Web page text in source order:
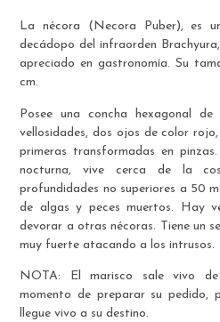
La nécora (Necora Puber), es
decádopo del infraorden
apreciado en gastronomía. Su
cm.
Posee una concha hexagonal
vellosidades, dos ojos de color
primeras transformadas en
nocturna, vive cerca de la
profundidades no superiores a 50
de algas y peces muertos. Hay
devorar a otras nécoras. Tiene un
muy fuerte atacando a los intrusos.
NOTA: El marisco sale vivo
momento de preparar su pedido,
llegue vivo a su destino.